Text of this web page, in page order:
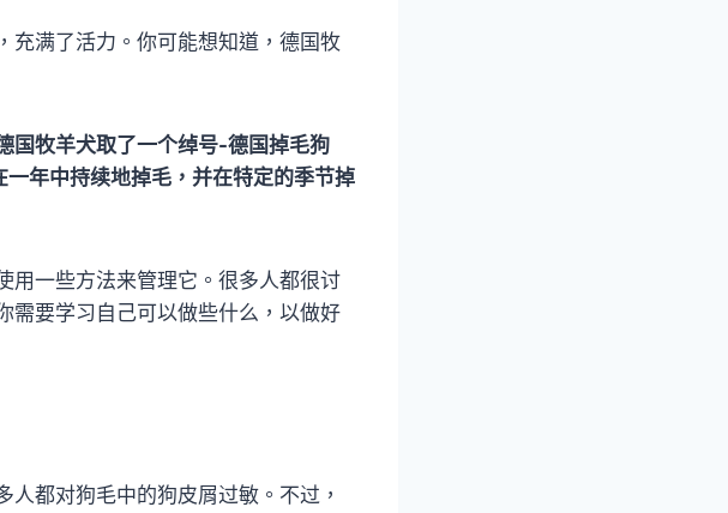
充满了活力。你可能想知道，德国牧
国牧羊犬取了一个绰号-德国掉毛狗
年中持续地掉毛，并在特定的季节掉
用一些方法来管理它。很多人都很讨
需要学习自己可以做些什么，以做好
都对狗毛中的狗皮屑过敏。不过，